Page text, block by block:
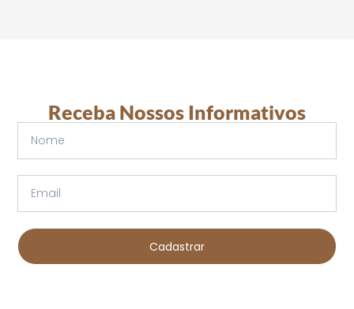
Receba Nossos Informativos
Cadastrar